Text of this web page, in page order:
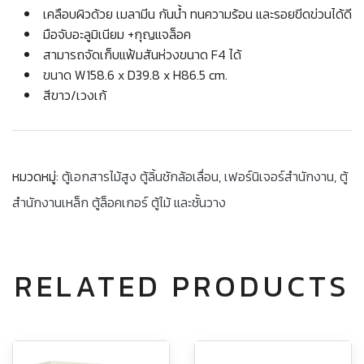
เคลือบผิวด้วย เมลามีน กันน้ำ ทนความร้อน และรอยขีดข่วนได้ดี
มือจับอะลูมิเนียม +กุญแจล็อค
สามารถจัดเก็บแฟ้มสันห่วงขนาด F4 ได้
ขนาด W158.6 x D39.8 x H86.5 cm.
สีขาว/เวงเก้
หมวดหมู่: ตู้เอกสารไม้สูง ตู้ลิ้นชักล้อเลื่อน,เฟอร์นิเจอร์สำนักงาน,ตู้
สำนักงานเหล็ก ตู้ล็อคเกอร์ ตู้ไม้ และชั้นวาง
RELATED PRODUCTS